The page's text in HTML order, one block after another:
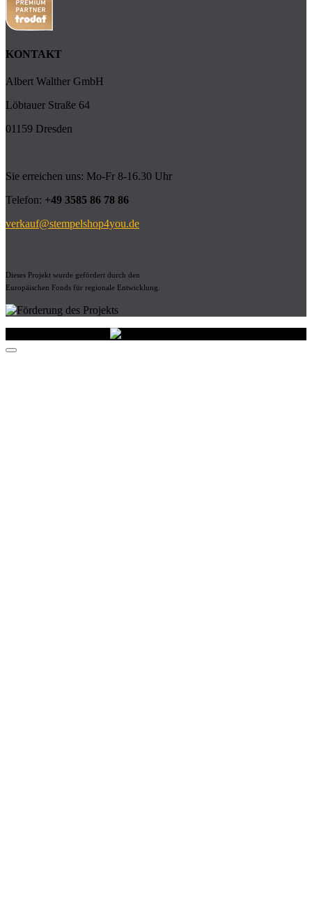
KONTAKT
Albert Walther GmbH
Löbtauer Straße 64
01159 Dresden
Sie erreichen uns: Mo-Fr 8-16.30 Uhr
Telefon: +49 3585 86 78 86
verkauf@stempelshop4you.de
Dieses Projekt wurde gefördert durch den
Europäischen Fonds für regionale Entwicklung.